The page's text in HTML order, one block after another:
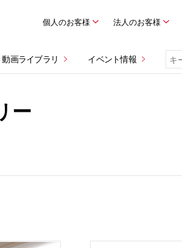
個人のお客様 法人のお客様
動画ライブラリ イベント情報
ー